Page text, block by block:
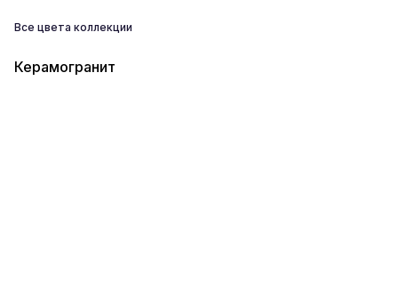
Все цвета коллекции
Керамогранит